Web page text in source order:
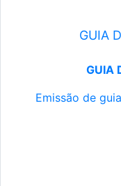
GUIA
GUIA
Emissão de